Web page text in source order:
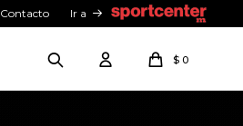
$ 0
Contacto Ir a